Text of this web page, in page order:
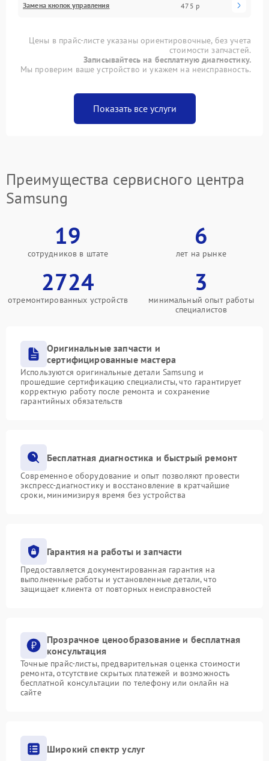
Замена кнопок управления 475 р
Цены в прайс-листе указаны ориентировочные, без учета
стоимости запчастей.
Записывайтесь на бесплатную диагностику.
Мы проверим ваше устройство и укажем на неисправность.
Показать все услуги
Преимущества сервисного центра
Samsung
19
сотрудников в штате
6
лет на рынке
2724
отремонтированных устройств
3
минимальный опыт работы
специалистов
Оригинальные запчасти и
сертифицированные мастера
Используются оригинальные детали Samsung и
прошедшие сертификацию специалисты, что гарантирует
корректную работу после ремонта и сохранение
гарантийных обязательств
Бесплатная диагностика и быстрый ремонт
Современное оборудование и опыт позволяют провести
экспресс-диагностику и восстановление в кратчайшие
сроки, минимизируя время без устройства
Гарантия на работы и запчасти
Предоставляется документированная гарантия на
выполненные работы и установленные детали, что
защищает клиента от повторных неисправностей
Прозрачное ценообразование и бесплатная
консультация
Точные прайс-листы, предварительная оценка стоимости
ремонта, отсутствие скрытых платежей и возможность
бесплатной консультации по телефону или онлайн на
сайте
Широкий спектр услуг